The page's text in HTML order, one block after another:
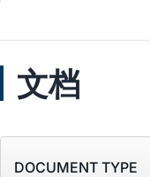
文档
DOCUMENT TYPE